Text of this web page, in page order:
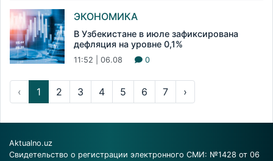
ЭКОНОМИКА
В Узбекистане в июле зафиксирована
дефляция на уровне 0,1%
11:52 | 06.08 0
‹ 1 2 3 4 5 6 7 ›
Aktualno.uz
Свидетельство о регистрации электронного СМИ: №1428 от 06